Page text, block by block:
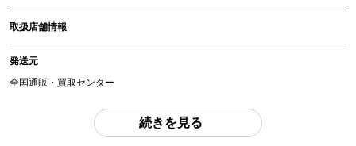
アイテム状態
中古：E（要メンテナンス、オーバーホール推奨、現状お渡し品）
れ、傷、お汚れございます。
orb-2410072805-cm-081512927
取扱店舗情報
発送元
全国通販・買取センター
東京都江戸川区中葛西6-10-15 2F
続きを見る